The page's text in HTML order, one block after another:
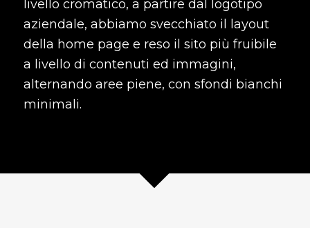
livello cromatico, a partire dal logotipo
aziendale, abbiamo svecchiato il layout
della home page e reso il sito più fruibile
a livello di contenuti ed immagini,
alternando aree piene, con sfondi bianchi
minimali.